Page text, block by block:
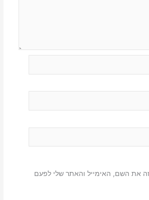
את השם, האימייל והאתר שלי לפעם